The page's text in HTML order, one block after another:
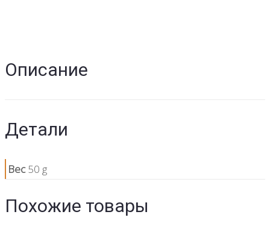
Описание
Детали
Вес 50 g
Похожие товары